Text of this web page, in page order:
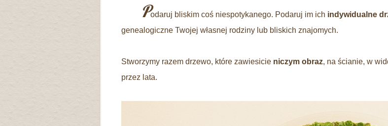
Podaruj bliskim coś niespotykanego. Podaruj im ich indywidualne
genealogiczne Twojej własnej rodziny lub bliskich znajomych.
Stworzymy razem drzewo, które zawiesicie niczym obraz, na ścianie, w
przez lata.